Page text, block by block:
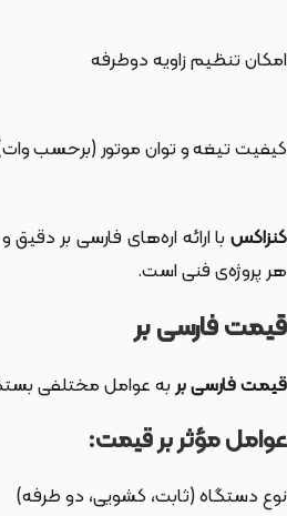
امکان تنظیم زاویه دوطرفه
کیفیت تیغه و توان موتور (برحسب
کنزاکس با ارائه اره‌های فارسی بر دقیق
هر پروژه‌ی فنی است.
قیمت فارسی بر
قیمت فارسی بربه عوامل مختلفی
عوامل مؤثر بر قیمت:
نوع دستگاه (ثابت، کشویی، دو طرفه)